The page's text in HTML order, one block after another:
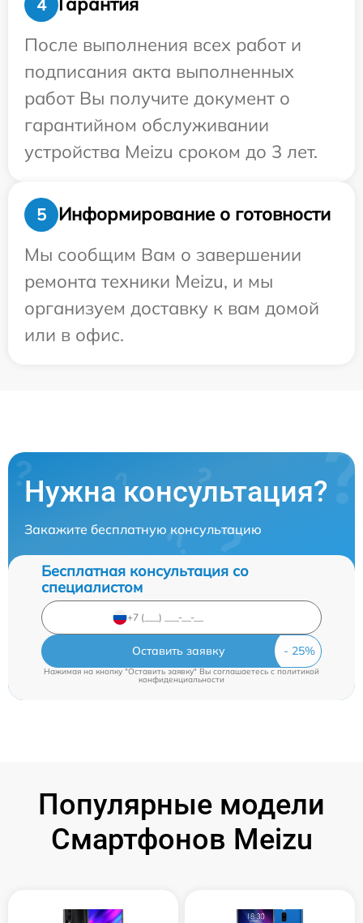
4
После выполнения всех работ и
подписания акта выполненных
работ Вы получите документ о
гарантийном обслуживании
устройства Meizu сроком до 3 лет.
5
Информирование о готовности
Мы сообщим Вам о завершении
ремонта техники Meizu, и мы
организуем доставку к вам домой
или в офис.
Нужна консультация?
Закажите бесплатную консультацию
Бесплатная консультация со
специалистом
Оставить заявку
Нажимая на кнопку "Оставить заявку" Вы соглашаетесь cполитикой
конфиденциальности
Популярные модели
Смартфонов Meizu